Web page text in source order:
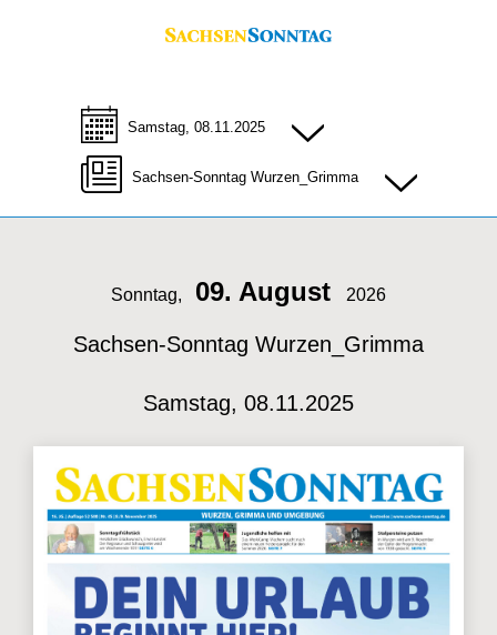
Samstag, 08.11.2025
Sachsen-Sonntag Wurzen_Grimma
Sonntag, 09. August 2026
Sachsen-Sonntag Wurzen_Grimma
Samstag, 08.11.2025